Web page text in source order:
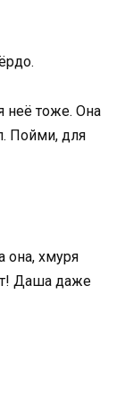
неё тоже. Она
Пойми, для
она, хмуря
Даша даже